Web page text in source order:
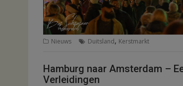
Nieuws Duitsland, Kerstmarkt
Hamburg naar Amsterdam –
Verleidingen